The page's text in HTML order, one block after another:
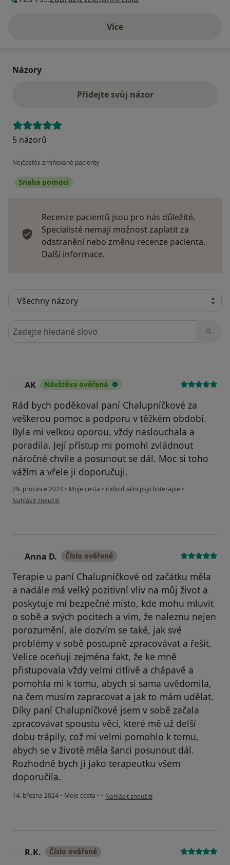
Víceo adrese
Názory
Přidejte svůj názor
5 názorů
Nejčastěji zmiňované pacienty
Snaha pomoci
Recenze pacientů jsou pro nás důležité.
Specialisté nemají možnost zaplatit za
odstranění nebo změnu recenze pacienta.
Další informace.
Hledejte v názorech
AK Návštěva ověřená
Rád bych poděkoval paní Chalupníčkové za
veškerou pomoc a podporu v těžkém období.
Byla mi velkou oporou, vždy naslouchala a
poradila. Její přístup mi pomohl zvládnout
náročné chvíle a posunout se dál. Moc si toho
vážím a vřele ji doporučuji.
29. prosince 2024 • Moje cesta • individuální psychoterapie •
podle názoru uživatele AK
Nahlásit zneužití
Anna D. Číslo ověřené
Terapie u paní Chalupníčkové od začátku měla
a nadále má velký pozitivní vliv na můj život a
poskytuje mi bezpečné místo, kde mohu mluvit
o sobě a svých pocitech a vím, že naleznu nejen
porozumění, ale dozvím se také, jak své
problémy v sobě postupně zpracovávat a řešit.
Velice oceňuji zejména fakt, že ke mně
přistupovala vždy velmi citlivě a chápavě a
pomohla mi k tomu, abych si sama uvědomila,
na čem musím zapracovat a jak to mám udělat.
Díky paní Chalupníčkové jsem v sobě začala
zpracovávat spoustu věcí, které mě už delší
dobu trápily, což mi velmi pomohlo k tomu,
abych se v životě měla šanci posunout dál.
Rozhodně bych ji jako terapeutku všem
doporučila.
14. března 2024 • Moje cesta • • podle názoru uživatele Anna D.
Nahlásit zneužití
R.K. Číslo ověřené